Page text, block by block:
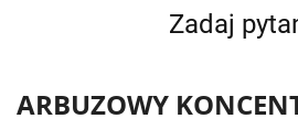
Zadaj
ARBUZOWY